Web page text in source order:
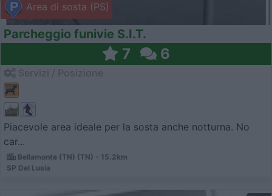
Area di sosta (PS)
Parcheggio funivie S.I.T.
7 6
Piacevole area ideale per la sosta anche notturna. No
car...
Bellamonte (TN) (TN) - 15.2km
SP Del Lusia